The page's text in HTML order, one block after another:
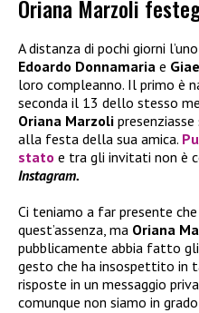
Oriana Marzoli
A distanza di pochi giorni
Edoardo Donnamaria e
loro compleanno. Il primo è
seconda il 13 dello stesso
Oriana Marzoli
alla festa della sua amica.
stato e tra gli invitati non è
Instagram.
Ci teniamo a far presente
quest’assenza, ma Oriana
pubblicamente abbia fatto
gesto che ha insospettito in
risposte in un messaggio
comunque non siamo in